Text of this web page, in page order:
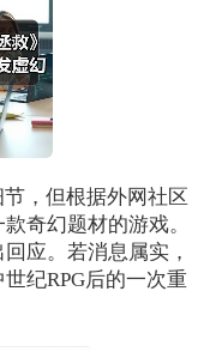
，但根据外网社区
奇幻题材的游戏。
应。若消息属实，
纪RPG后的一次重